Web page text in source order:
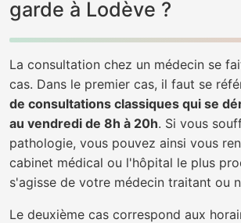
garde à Lodève ?
La consultation chez un médecin se
cas. Dans le premier cas, il faut se
de consultations classiques qui se
au vendredi de 8h à 20h. Si vous
pathologie, vous pouvez ainsi vous
cabinet médical ou l'hôpital le plus
s'agisse de votre médecin traitant ou
Le deuxième cas correspond aux